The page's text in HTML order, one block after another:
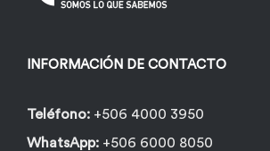
INFORMACIÓN DE CONTACTO
Teléfono: +506 4000 3950
WhatsApp: +506 6000 8050